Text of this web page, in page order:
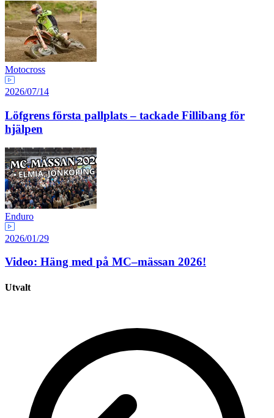
Motocross
2026/07/14
Löfgrens första pallplats – tackade Fillibang för
hjälpen
Enduro
2026/01/29
Video: Häng med på MC–mässan 2026!
Utvalt